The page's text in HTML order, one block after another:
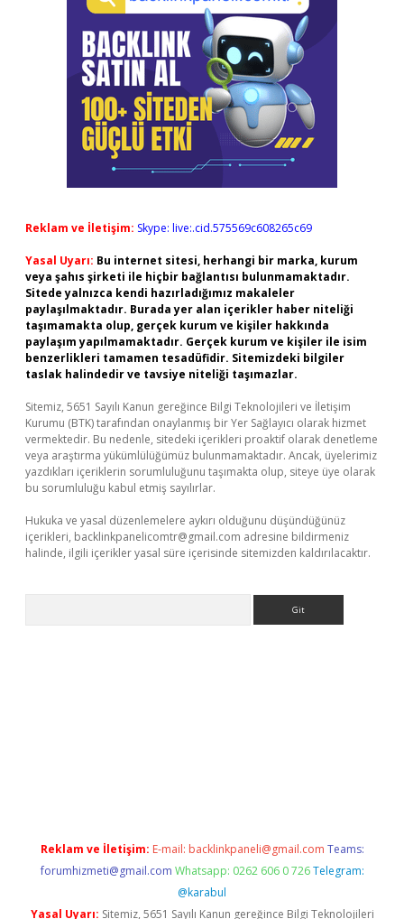
Reklam ve İletişim: Skype: live:.cid.575569c608265c69
Yasal Uyarı: Bu internet sitesi, herhangi bir marka, kurum
veya şahıs şirketi ile hiçbir bağlantısı bulunmamaktadır.
Sitede yalnızca kendi hazırladığımız makaleler
paylaşılmaktadır. Burada yer alan içerikler haber niteliği
taşımamakta olup, gerçek kurum ve kişiler hakkında
paylaşım yapılmamaktadır. Gerçek kurum ve kişiler ile isim
benzerlikleri tamamen tesadüfidir. Sitemizdeki bilgiler
taslak halindedir ve tavsiye niteliği taşımazlar.
Sitemiz, 5651 Sayılı Kanun gereğince Bilgi Teknolojileri ve İletişim
Kurumu (BTK) tarafından onaylanmış bir Yer Sağlayıcı olarak hizmet
vermektedir. Bu nedenle, sitedeki içerikleri proaktif olarak denetleme
veya araştırma yükümlülüğümüz bulunmamaktadır. Ancak, üyelerimiz
yazdıkları içeriklerin sorumluluğunu taşımakta olup, siteye üye olarak
bu sorumluluğu kabul etmiş sayılırlar.
Hukuka ve yasal düzenlemelere aykırı olduğunu düşündüğünüz
içerikleri, backlinkpanelicomtr@gmail.com adresine bildirmeniz
halinde, ilgili içerikler yasal süre içerisinde sitemizden kaldırılacaktır.
Reklam ve İletişim: E-mail: backlinkpaneli@gmail.com Teams:
forumhizmeti@gmail.com Whatsapp: 0262 606 0 726 Telegram:
@karabul
Yasal Uyarı: Sitemiz, 5651 Sayılı Kanun gereğince Bilgi Teknolojileri